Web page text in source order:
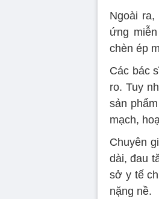
Ngoài
ứng
chèn ép
Các bác
ro. Tuy
sản
mạch,
Chuyên
dài, đau
sở y tế
nặng nề.